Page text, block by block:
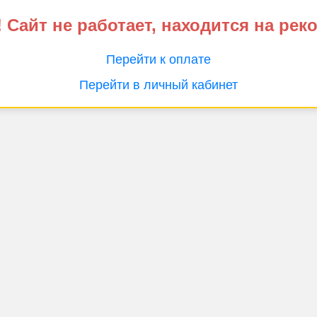
не работает, находится на
Перейти к оплате
Перейти в личный кабинет